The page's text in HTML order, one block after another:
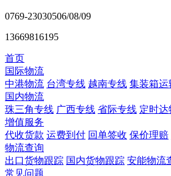
0769-23030506/08/09
13669816195
首页
国际物流
中港物流 台湾专线 越南专线 集装箱运
国内物流
珠三角专线 广西专线 省际专线 定时达
增值服务
代收货款 运费到付 回单签收 保价理赔
物流查询
出口货物跟踪 国内货物跟踪 安能物流
常见问题